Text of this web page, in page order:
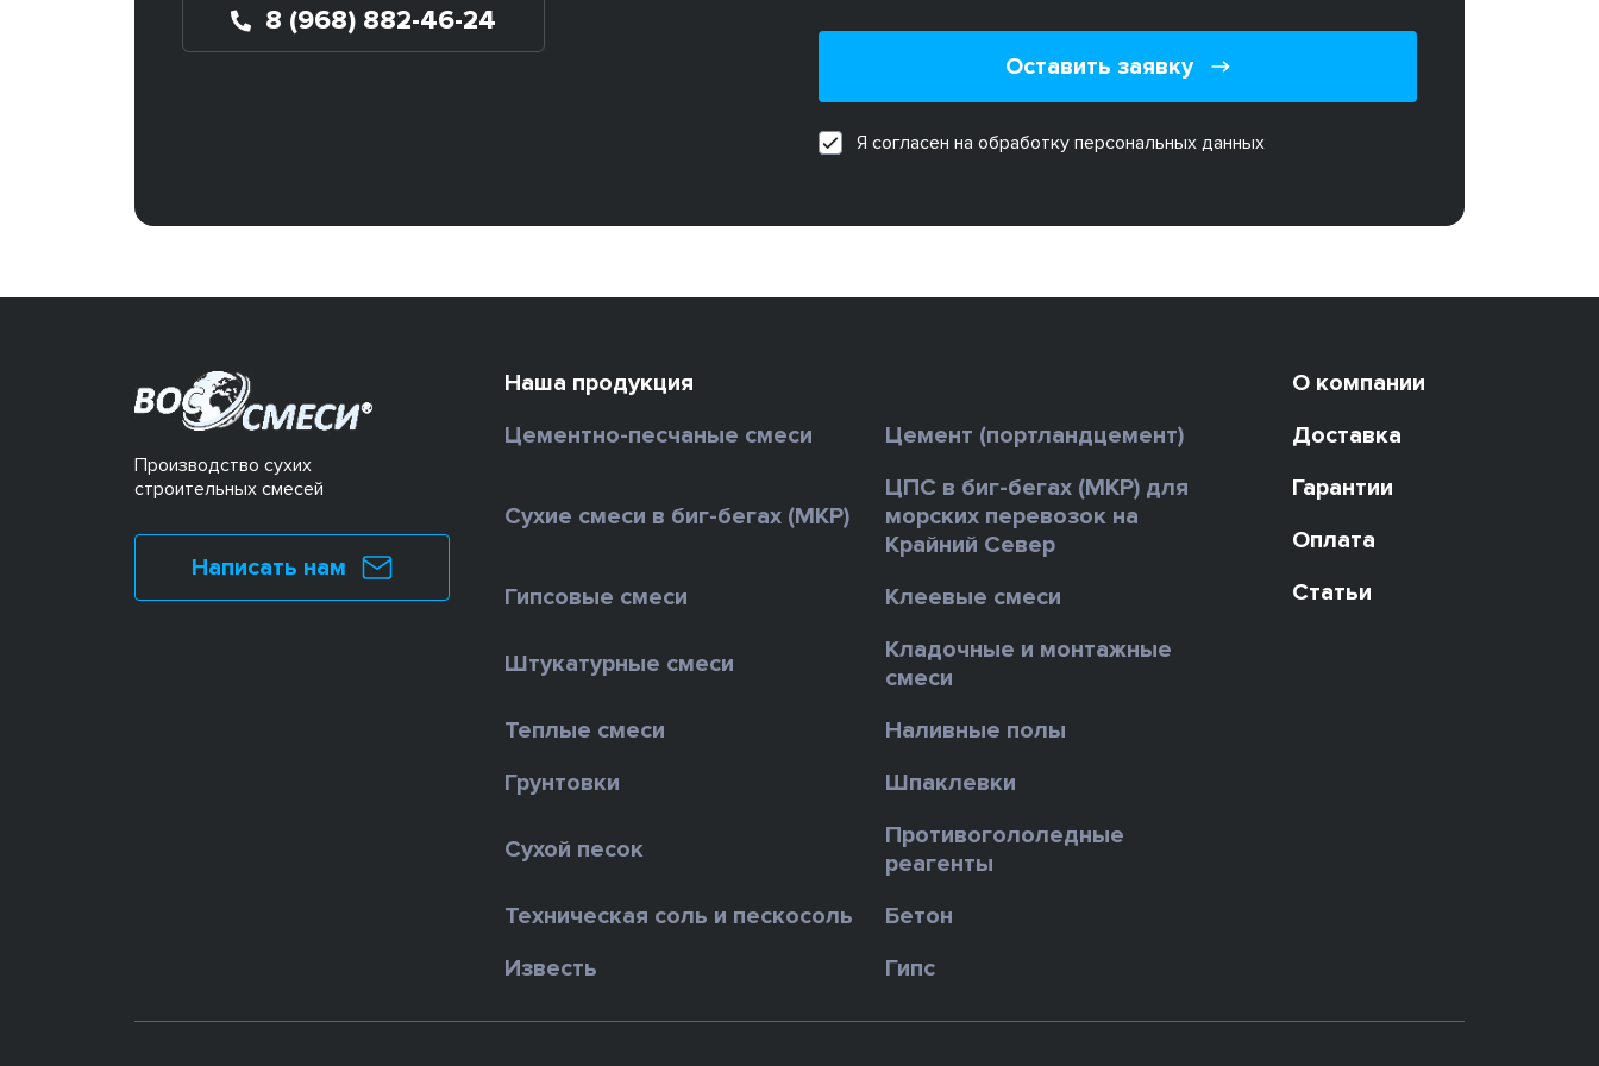
8 (968) 882-46-24
Оставить заявку
Я согласен на обработку персональных данных
Производство сухих
строительных смесей
Написать нам
Наша продукция
Цементно-песчаные смеси
Цемент (портландцемент)
Сухие смеси в биг-бегах (МКР)
ЦПС в биг-бегах (МКР) для
морских перевозок на
Крайний Север
Гипсовые смеси
Клеевые смеси
Штукатурные смеси
Кладочные и монтажные
смеси
Теплые смеси
Наливные полы
Грунтовки
Шпаклевки
Сухой песок
Противогололедные
реагенты
Техническая соль и пескосоль
Бетон
Известь
Гипс
О компании
Доставка
Гарантии
Оплата
Статьи